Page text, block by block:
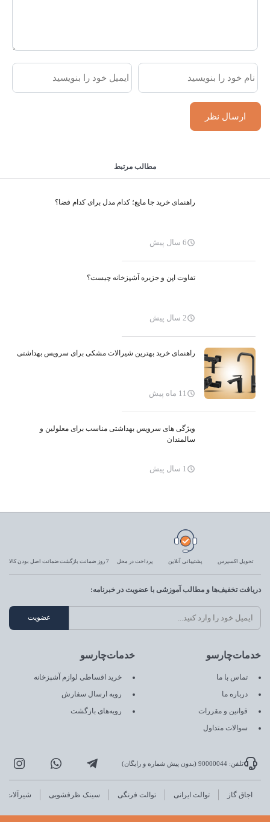
مطالب مرتبط
راهنمای خرید جا مایع؛ کدام مدل برای کدام فضا؟
6 سال پیش
تفاوت اپن و جزیره آشپزخانه چیست؟
2 سال پیش
راهنمای خرید بهترین شیرالات مشکی برای سرویس بهداشتی
11 ماه پیش
ویژگی های سرویس بهداشتی مناسب برای معلولین و
سالمندان
1 سال پیش
تحویل اکسپرس پشتیبانی آنلاین پرداخت در محل 7 روز ضمانت بازگشت ضمانت اصل بودن کالا
خدمات‌چارسو
تماس با ما
درباره ما
قوانین و مقررات
سوالات متداول
خدمات‌چارسو
خرید اقساطی لوازم آشپزخانه
رویه ارسال سفارش
رویه‌های بازگشت
دریافت تخفیف‌ها و مطالب آموزشی با عضویت در خبرنامه:
تلفن: 90000044 (بدون پیش شماره و رایگان)
اجاق گاز توالت ایرانی توالت فرنگی سینک ظرفشویی شیرآلات